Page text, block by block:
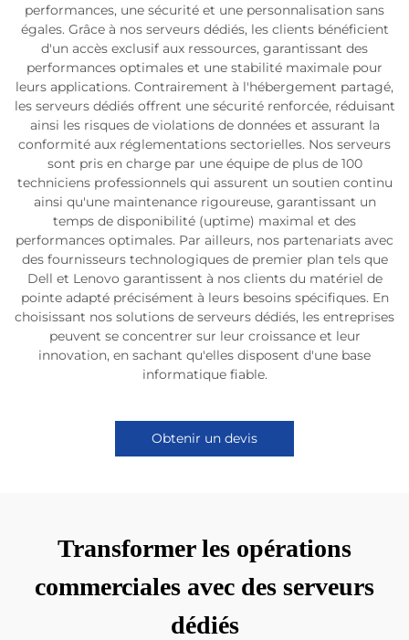
performances, une sécurité et une personnalisation sans
égales. Grâce à nos serveurs dédiés, les clients bénéficient
d'un accès exclusif aux ressources, garantissant des
performances optimales et une stabilité maximale pour
leurs applications. Contrairement à l'hébergement partagé,
les serveurs dédiés offrent une sécurité renforcée, réduisant
ainsi les risques de violations de données et assurant la
conformité aux réglementations sectorielles. Nos serveurs
sont pris en charge par une équipe de plus de 100
techniciens professionnels qui assurent un soutien continu
ainsi qu'une maintenance rigoureuse, garantissant un
temps de disponibilité (uptime) maximal et des
performances optimales. Par ailleurs, nos partenariats avec
des fournisseurs technologiques de premier plan tels que
Dell et Lenovo garantissent à nos clients du matériel de
pointe adapté précisément à leurs besoins spécifiques. En
choisissant nos solutions de serveurs dédiés, les entreprises
peuvent se concentrer sur leur croissance et leur
innovation, en sachant qu'elles disposent d'une base
informatique fiable.
Obtenir un devis
Transformer les opérations
commerciales avec des serveurs
dédiés